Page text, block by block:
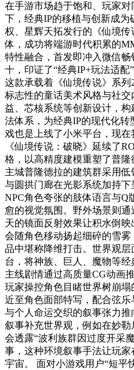
在手游市场趋于饱和、玩家
下，经典IP的移植与创新成
权、星辉天拓发行的《仙境
体，成功将端游时代积累的
特性融合，首发即冲入微信
十，印证了“经典IP+玩法适配
这款承载着《仙境传说》系
标志性的童话美术风格与社
益、芯核系统等创新设计，
法体系，为经典IP的现代化
戏也是上线了小米平台，现在
《仙境传说：破晓》延续了
格，以高精度建模重塑了普隆
主城普隆德拉的建筑群采用
与圆拱门廊在光影系统加持
NPC角色夸张的肢体语言与Q
愈的视觉氛围。野外场景则
天的镜面反射效果让积水倒
会随角色移动扬起细碎的雪
品中堪称降维打击。世界观
台，将神族、巨人、魔物等经
主线剧情通过高质量CG动画
玩家操控角色目睹世界树崩
近至角色面部特写，配合弦
与个人命运交织的叙事张力
叙事补充世界观，例如在妙
会透露“波利族群因过度开采
事，这种环境叙事手法让玩
宇宙。 面对小游戏用户“短平